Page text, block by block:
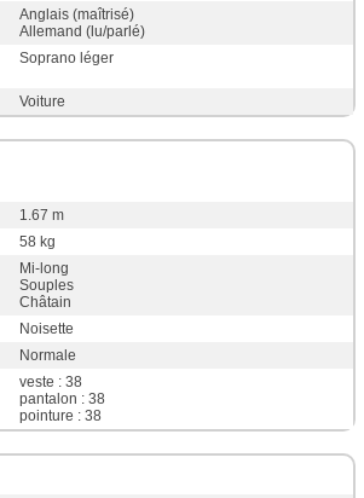
Anglais (maîtrisé)
Allemand (lu/parlé)
Soprano léger
Voiture
1.67 m
58 kg
Mi-long
Souples
Châtain
Noisette
Normale
veste : 38
pantalon : 38
pointure : 38